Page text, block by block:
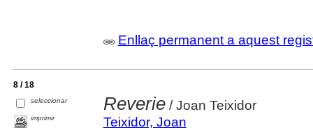
Enllaç permanent a aquest
8 / 18
seleccionar
imprimir
Reverie/ Joan Teixidor
Teixidor, Joan